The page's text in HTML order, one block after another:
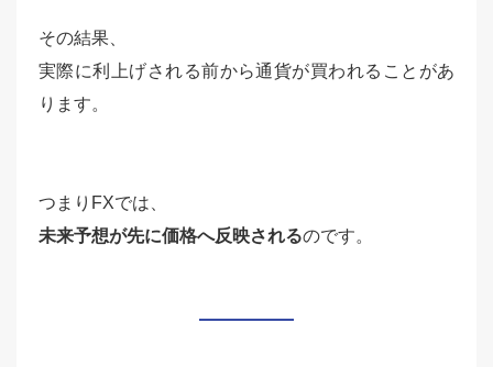
その結果、
実際に利上げされる前から通貨が買われることがあ
ります。
つまりFXでは、
未来予想が先に価格へ反映されるのです。